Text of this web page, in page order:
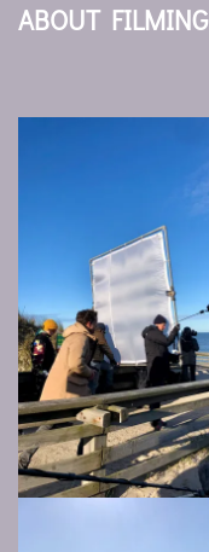
ABOUT FILMING